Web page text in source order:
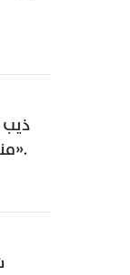
ذيب
«منصة إحسان» للعام الثالث على التوالي.